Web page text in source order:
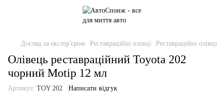
Догляд за екстер'єром Реставраційні олівці Реставраційні
Олівець реставраційний Toyota 202
чорний Motip 12 мл
Артикул: TOY 202 Написати відгук